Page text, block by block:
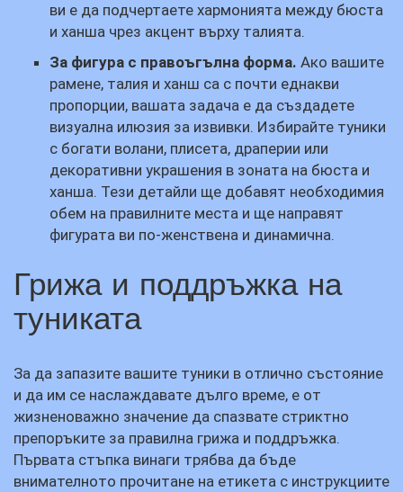
ви е да подчертаете хармонията между бюста
и ханша чрез акцент върху талията.
За фигура с правоъгълна форма. Ако вашите
рамене, талия и ханш са с почти еднакви
пропорции, вашата задача е да създадете
визуална илюзия за извивки. Избирайте туники
с богати волани, плисета, драперии или
декоративни украшения в зоната на бюста и
ханша. Тези детайли ще добавят необходимия
обем на правилните места и ще направят
фигурата ви по-женствена и динамична.
Грижа и поддръжка на
туниката
За да запазите вашите туники в отлично състояние
и да им се наслаждавате дълго време, е от
жизненоважно значение да спазвате стриктно
препоръките за правилна грижа и поддръжка.
Първата стъпка винаги трябва да бъде
внимателното прочитане на етикета с инструкциите